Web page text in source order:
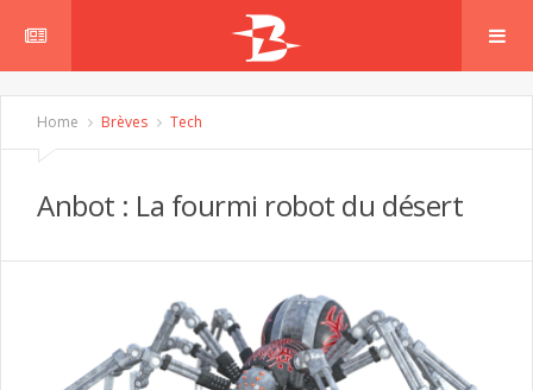
Home Brèves Tech
Anbot : La fourmi robot du désert